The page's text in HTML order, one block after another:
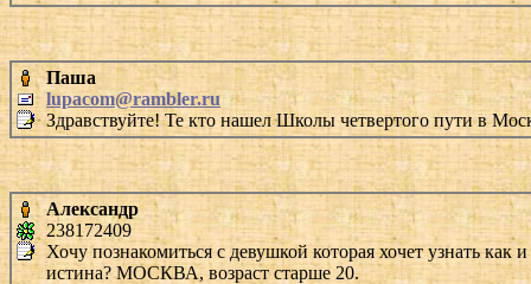
Паша
lupacom@rambler.ru
Здравствуйте! Те кто нашел Школы четвертого пути в
Александр
238172409
Хочу познакомиться с девушкой которая хочет узнать как
истина? МОСКВА, возраст старше 20.